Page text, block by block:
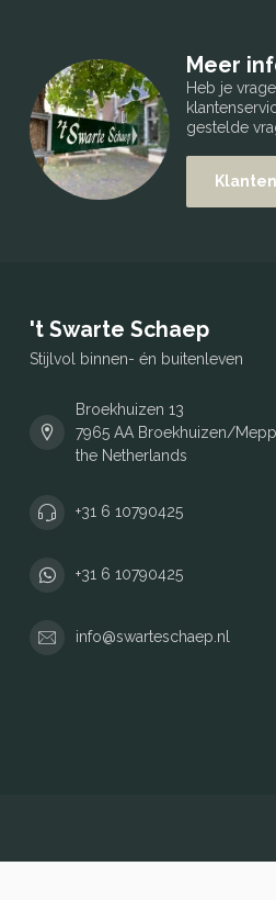
Meer
Heb je
gestelde
't Swarte Schaep
Stijlvol binnen- én buitenleven
Broekhuizen 13
7965 AA Broekhuizen/
the Netherlands
+31 6 10790425
+31 6 10790425
info@swarteschaep.nl